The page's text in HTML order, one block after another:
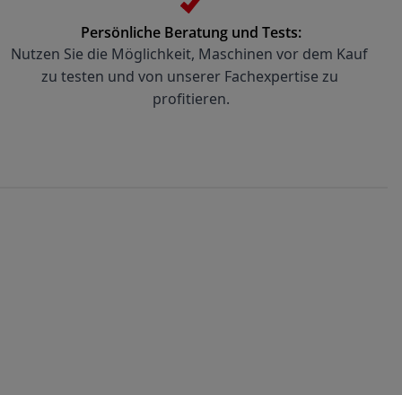
Persönliche Beratung und Tests:
Nutzen Sie die Möglichkeit, Maschinen vor dem Kauf
zu testen und von unserer Fachexpertise zu
profitieren.